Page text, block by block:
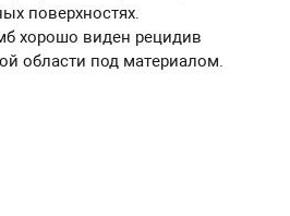
поверхностях.
хорошо виден рецидив
области под материалом.